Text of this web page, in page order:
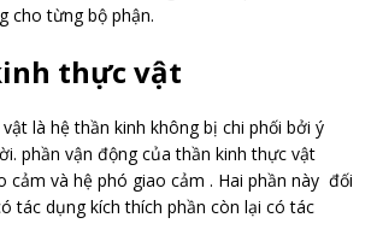
cho từng bộ phận.
thực vật
là hệ thần kinh không bị chi phối bởi ý
phần vận động của thần kinh thực vật
cảm và hệ phó giao cảm . Hai phần này đối
tác dụng kích thích phần còn lại có tác